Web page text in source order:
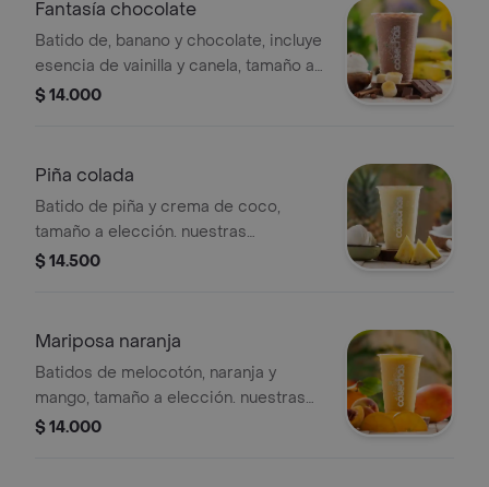
Fantasía chocolate
Batido de, banano y chocolate, incluye
esencia de vainilla y canela, tamaño a
elección. nuestras preparaciones se
realizar modificaciones en los
$ 14.000
Piña colada
Batido de piña y crema de coco,
tamaño a elección. nuestras
preparaciones se encuentran
ingredientes.
$ 14.500
Mariposa naranja
Batidos de melocotón, naranja y
mango, tamaño a elección. nuestras
preparaciones se encuentran
$ 14.000